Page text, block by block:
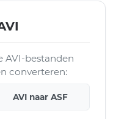
AVI-bestanden
converteren:
AVI naar ASF